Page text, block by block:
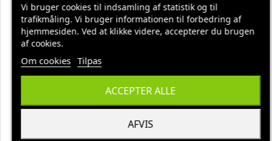
Kärcher Servo Control, < 750 l/h
Servo Control til regulering af vandmængde og tryk
(< 750 l/t) direkte på pistolen.
Specifikationer
Teknisk data
Pumpehastighed (l/h) 750
Farve Gul
Vægt inkl. emballage (kg) 0,3
Vi bruger cookies til indsamling af statistik og til
trafikmåling. Vi bruger informationen til forbedring af
hjemmesiden. Ved at klikke videre, accepterer du brugen
af cookies.
Om cookies Tilpas
AFVIS
ACCEPTER ALLE